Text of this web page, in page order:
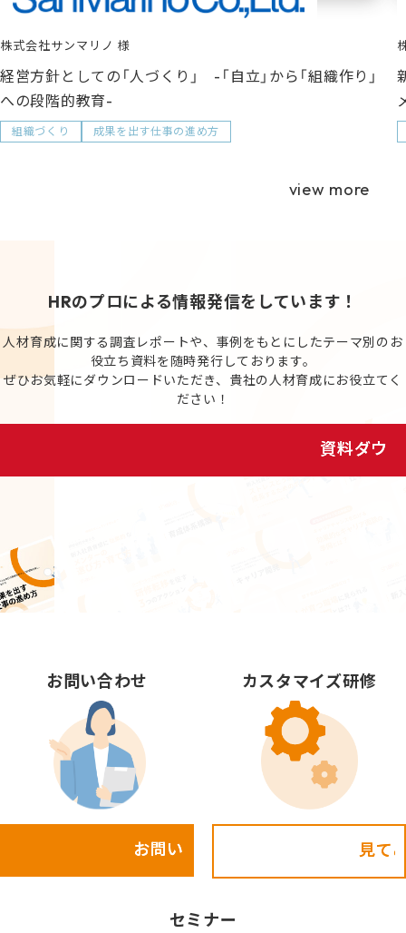
株式会社サンマリノ
経営方針としての「人づくり」 -「自立」から「組織作り」
への段階的教育-
組織づくり 成果を出す仕事の進め方
view more
HRのプロによる情報発信をしています！
人材育成に関する調査レポートや、事例をもとにしたテーマ別のお
役立ち資料を随時発行しております。
ぜひお気軽にダウンロードいただき、貴社の人材育成にお役立てく
ださい！
お問い合わせ
お問い合わせ
カスタマイズ研修
セミナー